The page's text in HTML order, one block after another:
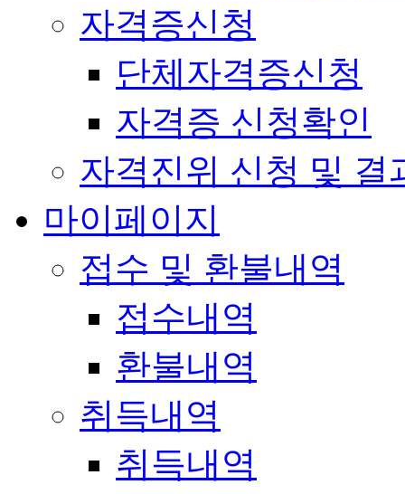
자격증신청
단체자격증신청
자격증 신청확인
자격진위 신청 및 결
마이페이지
접수 및 환불내역
접수내역
환불내역
취득내역
취득내역